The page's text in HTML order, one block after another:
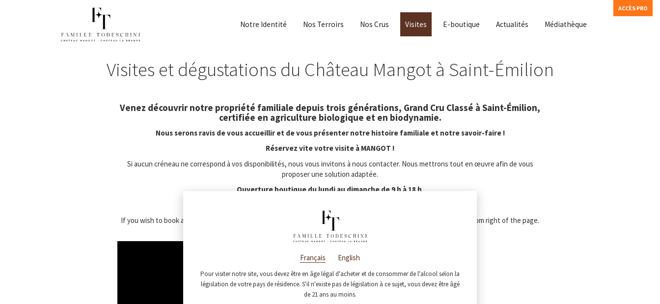
Notre Identité Nos Terroirs Nos Crus Visites E-boutique Actualités Médiathèque
ACCÈS PRO
Visites et dégustations du Château Mangot à Saint-Émilion
Venez découvrir notre propriété familiale depuis trois générations, Grand Cru Classé à Saint-Émilion,
certifiée en agriculture biologique et en biodynamie.
Nous serons ravis de vous accueillir et de vous présenter notre histoire familiale et notre savoir-faire !
Réservez vite votre visite à MANGOT !
Si aucun créneau ne correspond à vos disponibilités, nous vous invitons à nous contacter. Nous mettrons tout en œuvre afin de vous
proposer une solution adaptée.
Ouverture boutique du lundi au dimanche de 9 h à 18 h
If you wish to book a tour in English, please switch to the English version of the website using the menu at the bottom right of the page.
Français English
Pour visiter notre site, vous devez être en âge légal d'acheter et de consommer de l'alcool selon la
législation de votre pays de résidence. S'il n'existe pas de législation à ce sujet, vous devez être âgé
de 21 ans au moins.